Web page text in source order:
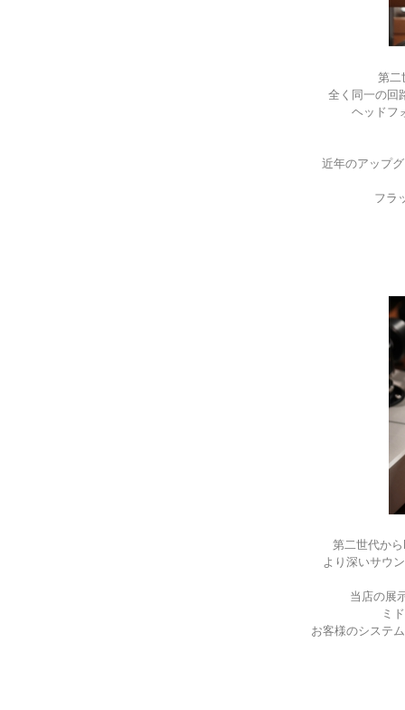
第二
全く同一の回
ヘッドフ
近年のアップ
フラ
第二世代か
より深いサウ
当店の展
ミ
お客様のシステ